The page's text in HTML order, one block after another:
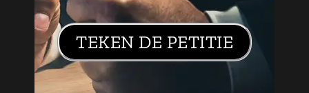
TEKEN DE PETITIE